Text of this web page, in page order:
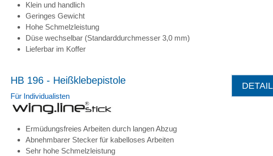
Klein und handlich
Geringes Gewicht
Hohe Schmelzleistung
Düse wechselbar (Standarddurchmesser 3,0 mm)
Lieferbar im Koffer
HB 196 - Heißklebepistole
Für Individualisten
Ermüdungsfreies Arbeiten durch langen Abzug
Abnehmbarer Stecker für kabelloses Arbeiten
Sehr hohe Schmelzleistung